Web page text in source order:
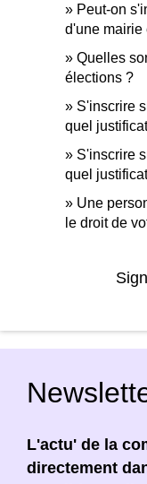
Peut-on
d'une mairie
Quelles
élections ?
S'inscrire
quel
S'inscrire
quel
Une
le droit de
L'actu' de la
directement